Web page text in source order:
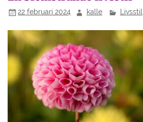
22 februari 2024 kalle Livsstil